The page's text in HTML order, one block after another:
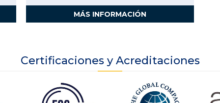
MÁS INFORMACIÓN
Certificaciones y Acreditaciones